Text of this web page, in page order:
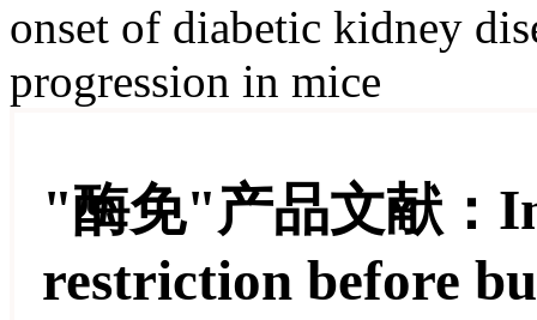
onset of diabetic kidney
progression in mice
"酶免"产品文献：
restriction before